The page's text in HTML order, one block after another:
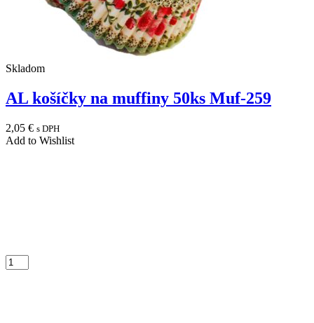
Skladom
AL košíčky na muffiny 50ks Muf-259
2,05 € s DPH
Add to Wishlist